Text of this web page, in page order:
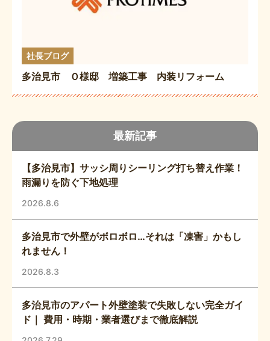
最新記事
【多治見市】サッシ周りシーリング打ち替え作業！
雨漏りを防ぐ下地処理
2026.8.6
多治見市で外壁がボロボロ…それは「凍害」かもし
れません！
2026.8.3
多治見市のアパート外壁塗装で失敗しない完全ガイ
ド｜ 費用・時期・業者選びまで徹底解説
社長ブログ
多治見市 Ｏ様邸 増築工事 内装リフォーム